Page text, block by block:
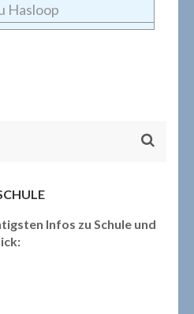
Hasloop
Infos zu Schule und